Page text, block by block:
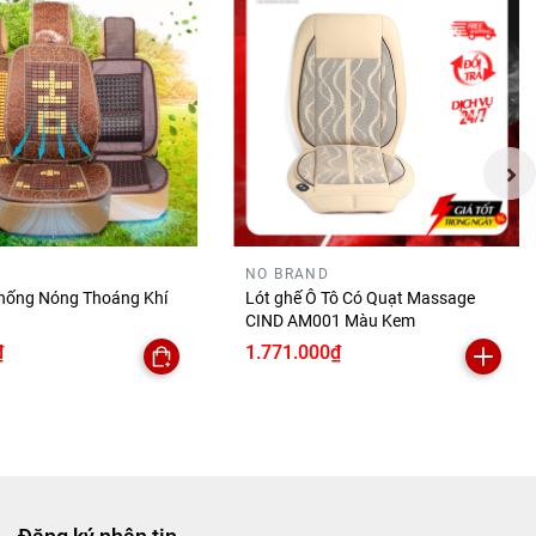
bất
Nóng Thoáng Khí
NO BRAND
Lót ghế Ô Tô Có Quạt Massage
CIND AM001 Màu Kem
1.771.000₫